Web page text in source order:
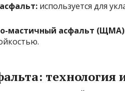
используется для
мастичный асфальт
технология